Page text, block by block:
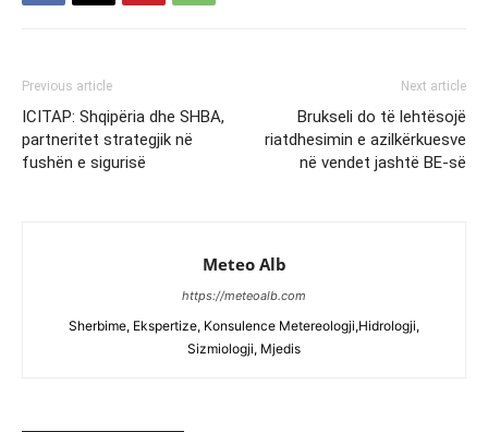
Previous article
ICITAP: Shqipëria dhe SHBA,
partneritet strategjik në
fushën e sigurisë
Next article
Brukseli do të lehtësojë
riatdhesimin e azilkërkuesve
në vendet jashtë BE-së
Meteo Alb
https://meteoalb.com
Sherbime, Ekspertize, Konsulence Metereologji,Hidrologji,
Sizmiologji, Mjedis